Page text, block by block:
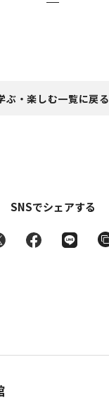
ぶ・楽しむ一覧に戻る
SNSでシェアする